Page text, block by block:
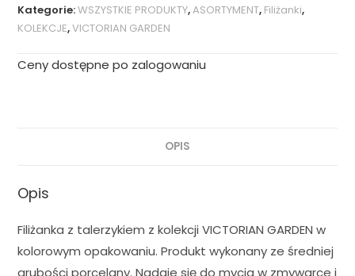
Kategorie:WSZYSTKIE PRODUKTY,ASORTYMENT, Filiżanki,
KOLEKCJE,VICTORIAN GARDEN
Ceny dostępne po zalogowaniu
OPIS
Opis
Filiżanka z talerzykiem z kolekcji VICTORIAN GARDEN w
kolorowym opakowaniu. Produkt wykonany ze średniej
grubości porcelany. Nadaje się do mycia w zmywarce i